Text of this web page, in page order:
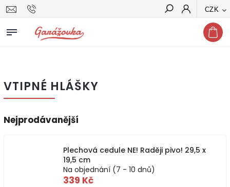
CZK
Hledat
VTIPNÉ HLÁŠKY
Nejprodávanější
Plechová cedule NE! Raději pivo! 29,5 x
19,5 cm
Na objednání (7 - 10 dnů)
339 Kč